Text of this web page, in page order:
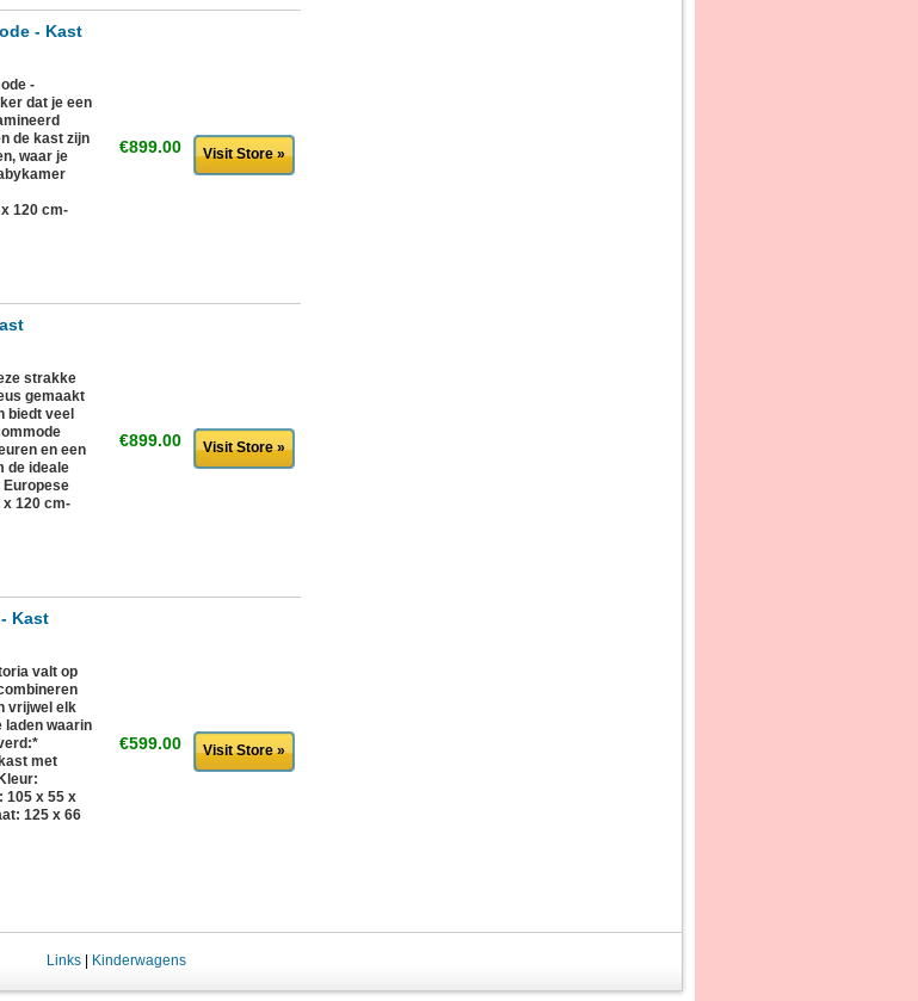
- Kast
-
dat je een
de kast zijn
waar je
120 cm-
€899.00 Visit Store »
strakke
gemaakt
biedt veel
en een
de ideale
Europese
120 cm-
€899.00 Visit Store »
Kast
valt op
vrijwel elk
laden waarin
met
105 x 55 x
125 x 66
€599.00 Visit Store »
Links| Kinderwagens